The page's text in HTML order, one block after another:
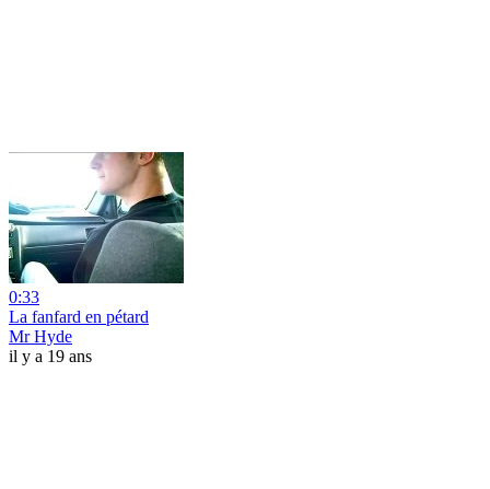
0:33
La fanfard en pétard
Mr Hyde
il y a 19 ans